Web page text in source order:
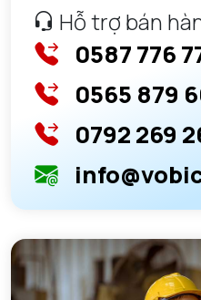
Hỗ trợ bán
0587 776
0565 879
0792 269